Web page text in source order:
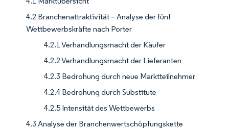
4.2 Branchenattraktivität – Analyse der fünf
Wettbewerbskräfte nach Porter
4.2.1 Verhandlungsmacht der Käufer
4.2.2 Verhandlungsmacht der Lieferanten
4.2.3 Bedrohung durch neue Marktteilnehmer
4.2.4 Bedrohung durch Substitute
4.2.5 Intensität des Wettbewerbs
4.3 Analyse der Branchenwertschöpfungskette